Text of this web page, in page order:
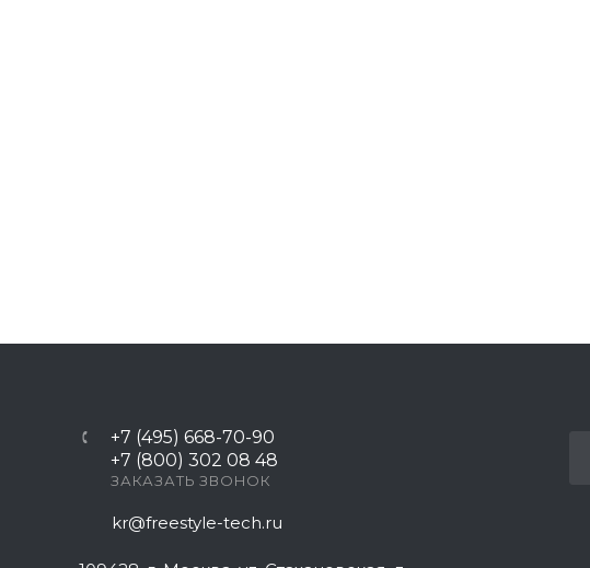
+7 (495) 668-70-90
+7 (800) 302 08 48
ЗАКАЗАТЬ ЗВОНОК
kr@freestyle-tech.ru